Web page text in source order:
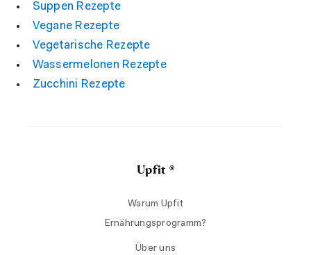
Suppen Rezepte
Vegane Rezepte
Vegetarische Rezepte
Wassermelonen Rezepte
Zucchini Rezepte
Upfit ®
Warum Upfit
Ernährungsprogramm?
Über uns